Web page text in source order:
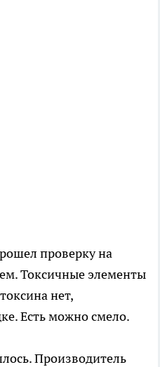
проверку на
Токсичные элементы
нет,
Есть можно смело.
Производитель